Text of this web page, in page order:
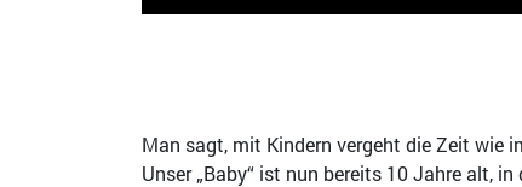
Man sagt, mit Kindern vergeht die Zeit wie
Unser „Baby“ ist nun bereits 10 Jahre alt,